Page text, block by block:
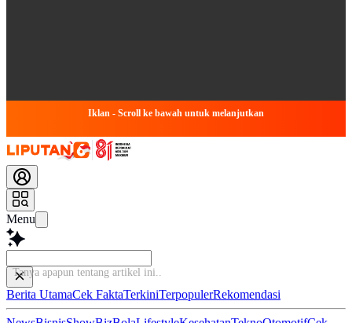
Iklan - Scroll ke bawah untuk melanjutkan
Menu
Tanya apapun tentang artikel
Berita UtamaCek FaktaTerkiniTerpopulerRekomendasi